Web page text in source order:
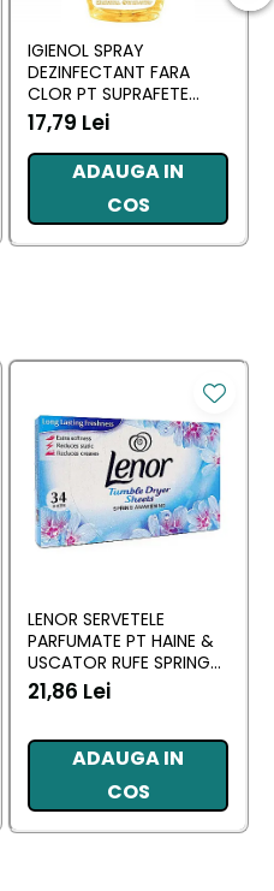
IGIENOL SPRAY
DEZINFECTANT FARA
CLOR PT SUPRAFETE
LAMAIE 750ML
17,79 Lei
ADAUGA IN
COS
LENOR SERVETELE
PARFUMATE PT HAINE &
USCATOR RUFE SPRING
AWAKENING 34 BUC
21,86 Lei
ADAUGA IN
COS